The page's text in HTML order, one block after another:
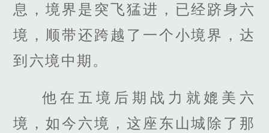
息，境界是突飞猛进，已经跻身六
境，顺带还跨越了一个小境界，达
到六境中期。
他在五境后期战力就媲美六
境，如今六境，这座东山城除了那